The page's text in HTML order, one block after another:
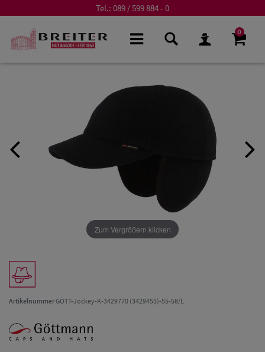
Tel.: 089 / 599 884 - 0
0
Zum Vergrößern klicken
ArtikelnummerGÖTT-Jockey-K-3429770 (3429455)-55-58/L